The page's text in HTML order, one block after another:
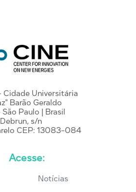
Cidade Universitária
Barão Geraldo
Paulo | Brasil
s/n
CEP: 13083-084
Acesse:
Notícias